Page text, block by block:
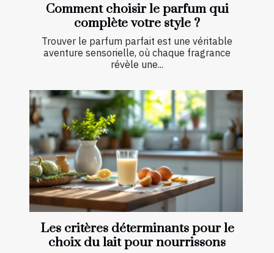
Comment choisir le parfum qui
complète votre style ?
Trouver le parfum parfait est une véritable
aventure sensorielle, où chaque fragrance
révèle une...
Les critères déterminants pour le
choix du lait pour nourrissons